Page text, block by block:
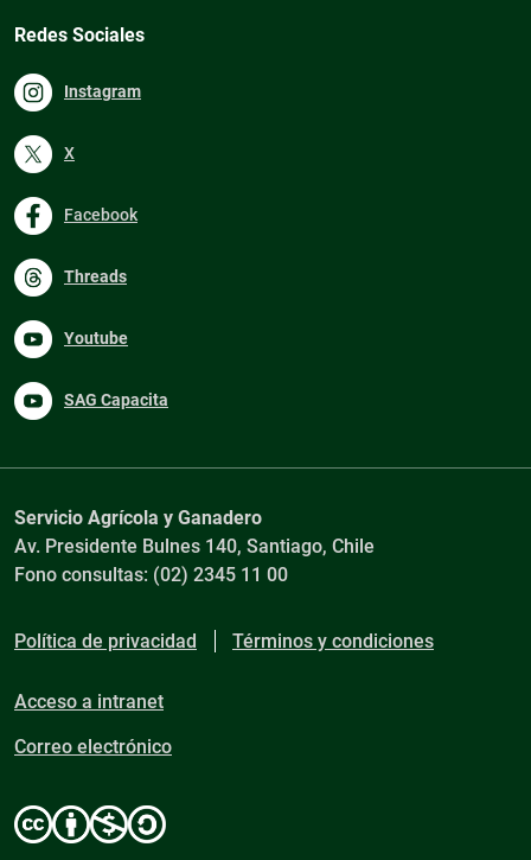
Redes Sociales
Instagram
X
Facebook
Threads
Youtube
SAG Capacita
Servicio Agrícola y Ganadero
Av. Presidente Bulnes 140, Santiago, Chile
Fono consultas: (02) 2345 11 00
Política de privacidad Términos y condiciones
Acceso a intranet
Correo electrónico